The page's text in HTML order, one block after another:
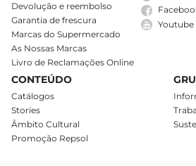
Devolução e reembolso
Garantia de frescura
Marcas do Supermercado
As Nossas Marcas
Livro de Reclamações Online
Youtube
CONTEÚDO
Catálogos
Stories
Âmbito Cultural
Promoção Repsol